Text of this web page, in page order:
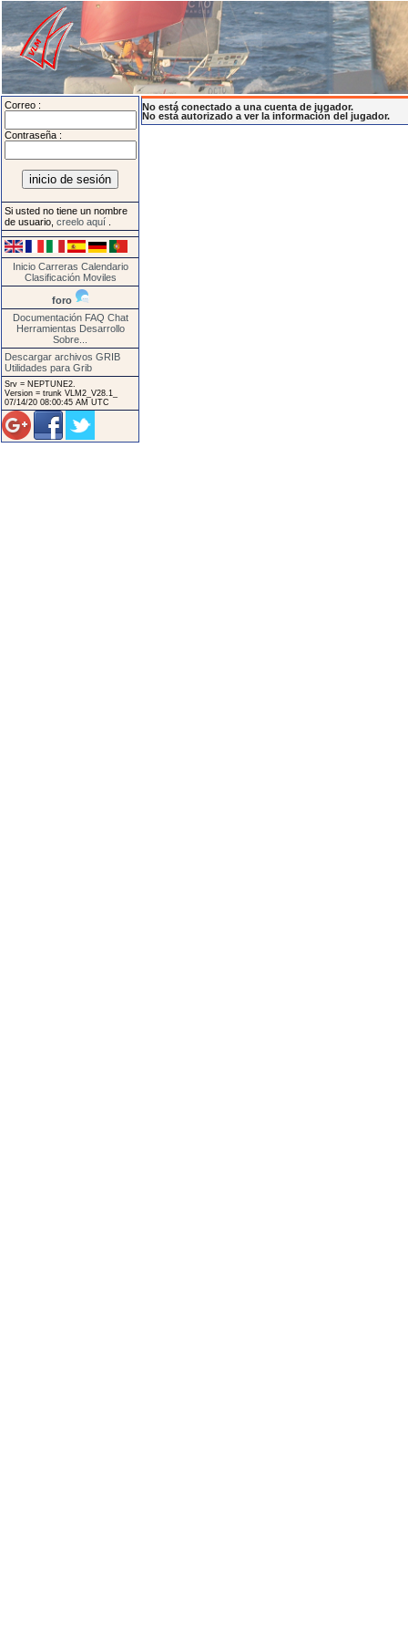
Correo :
Contraseña :
Si usted no tiene un nombre
de usuario, creelo aquí
Inicio Carreras Calendario
Clasificación Moviles
foro
Documentación FAQ Chat
Herramientas Desarrollo
Sobre...
Descargar archivos GRIB
Utilidades para Grib
Srv = NEPTUNE2.
Version = trunk VLM2_V28.1_
07/14/20 08:00:45 AM UTC
No está conectado a una cuenta de jugador.
No está autorizado a ver la información del jugador.